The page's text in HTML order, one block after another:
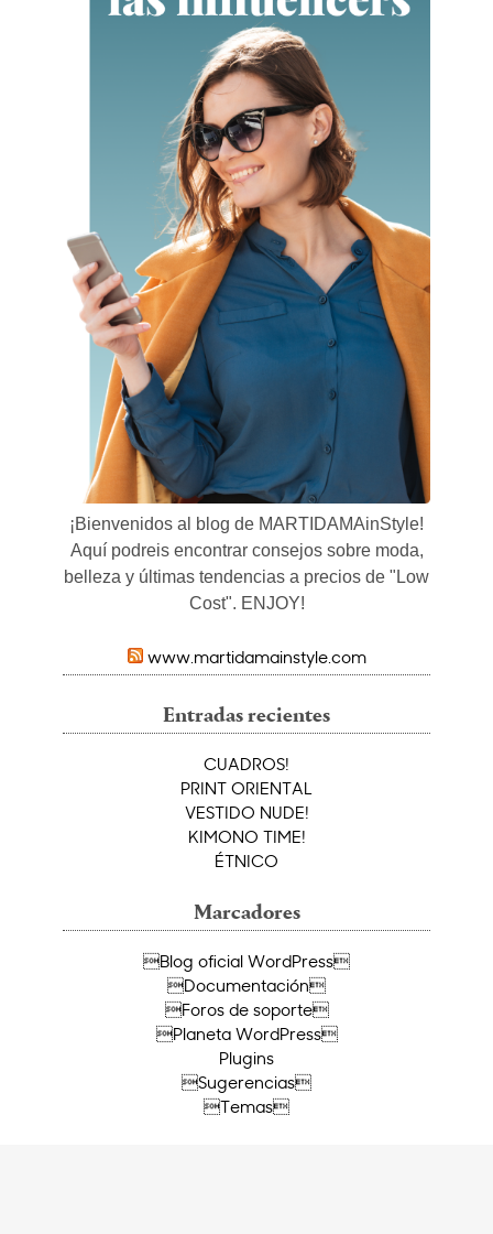
¡Bienvenidos al blog de MARTIDAMAinStyle!
Aquí podreis encontrar consejos sobre moda,
belleza y últimas tendencias a precios de "Low
Cost". ENJOY!
www.martidamainstyle.com
Entradas recientes
CUADROS!
PRINT ORIENTAL
VESTIDO NUDE!
KIMONO TIME!
ÉTNICO
Marcadores
Blog oficial WordPress
Documentación
Foros de soporte
Planeta WordPress
Plugins
Sugerencias
Temas